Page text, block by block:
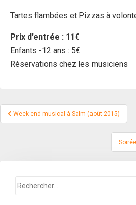
Tartes flambées et Pizzas à
Prix d’entrée : 11€
Enfants -12 ans : 5€
Réservations chez les musiciens
Navigation
de
Week-end musical à Salm (août 2015)
Rechercher